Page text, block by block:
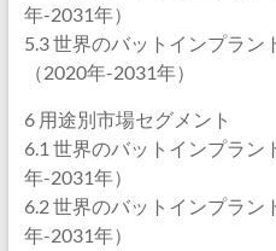
年-2031年）
5.3 世界のバットインプラン
（2020年-2031年）
6 用途別市場セグメント
6.1 世界のバットインプラ
年-2031年）
6.2 世界のバットインプラ
年-2031年）